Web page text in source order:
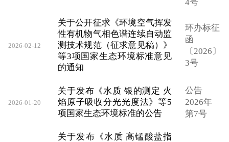
4号
2026-02-12
关于公开征求《环境空气挥发
性有机物气相色谱连续自动监
测技术规范（征求意见稿）》
等3项国家生态环境标准意见
的通知
环办标征
函
〔2026〕
3号
2026-01-20
关于发布《水质 银的测定 火
焰原子吸收分光光度法》等5
项国家生态环境标准的公告
公告
2026年
第7号
关于发布《水质 高锰酸盐指